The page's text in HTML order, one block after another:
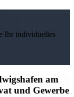
Ihr individuelles
am
und Gewerbe